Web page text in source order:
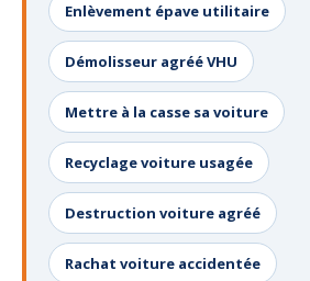
Enlèvement épave utilitaire
Démolisseur agréé VHU
Mettre à la casse sa voiture
Recyclage voiture usagée
Destruction voiture agréé
Rachat voiture accidentée